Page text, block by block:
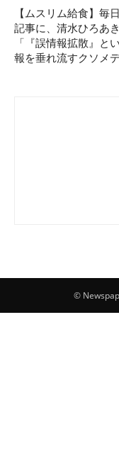
【ムスリム給食】毎
記事に、清水ひろあ
「『誤情報拡散』と
報を垂れ流すクソメデ
©